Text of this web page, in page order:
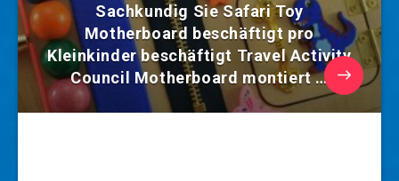
Sachkundig Sie Safari Toy
Motherboard beschäftigt pro
Kleinkinder beschäftigt Travel Activity
Council Motherboard montiert …